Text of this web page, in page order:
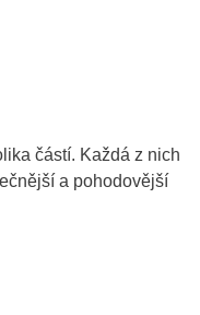
částí. Každá z nich
a pohodovější